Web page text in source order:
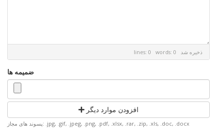
lines: 0 words: 0 ذخیره شد
ضمیمه ها
افزودن موارد دیگر
پسوند های مجاز: .jpg, .gif, .jpeg, .png, .pdf, .xlsx, .rar, .zip, .xls, .doc, .docx